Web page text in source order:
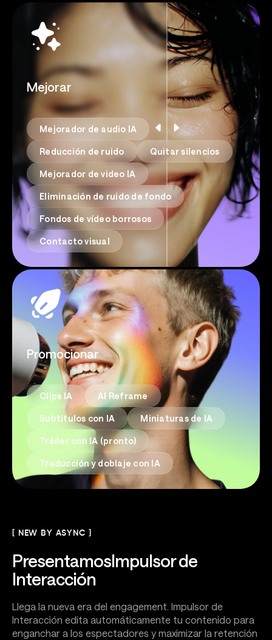
Mejorar
Mejorador de audio IA
Reducción de ruido Quitar silencios
Mejorador de video IA
Eliminación de ruido de fondo
Fondos de vídeo borrosos
Contacto visual
Promocionar
Clips IA AI Reframe
Subtítulos con IA Miniaturas de IA
Tráiler con IA (pronto)
Traducción y doblaje con IA
[ NEW BY ASYNC ]
PresentamosImpulsor de
Interacción
Llega la nueva era del engagement. Impulsor de
Interacción edita automáticamente tu contenido para
enganchar a los espectadores y maximizar la retención